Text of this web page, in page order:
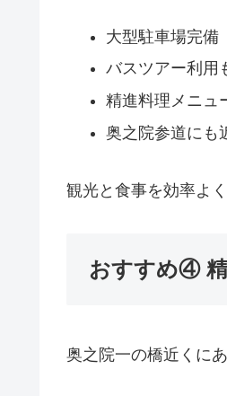
大型駐車場完備
バスツアー利用
精進料理メニュ
奥之院参道にも
観光と食事を効率よ
おすすめ④ 精
奥之院一の橋近くに